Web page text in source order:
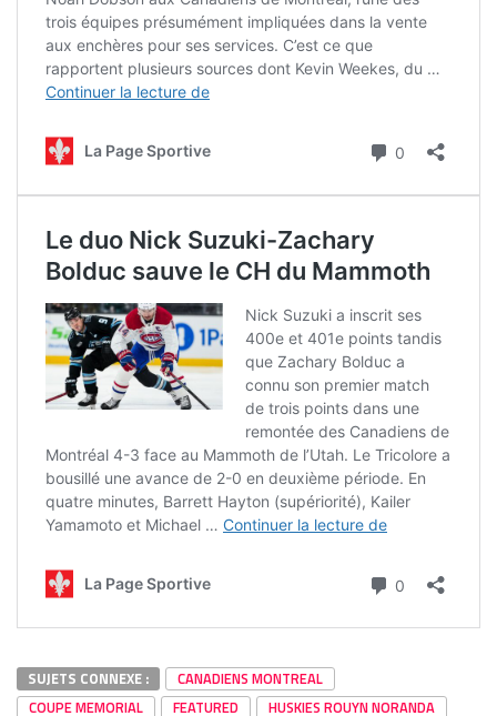
SUJETS CONNEXE :
CANADIENS MONTREAL
COUPE MEMORIAL
FEATURED
HUSKIES ROUYN NORANDA